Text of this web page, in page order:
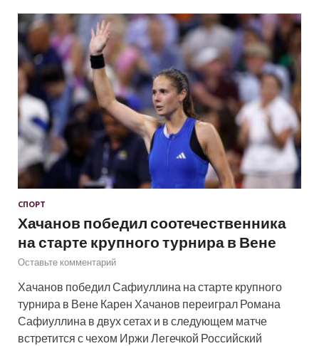
СПОРТ
Хачанов победил соотечественника
на старте крупного турнира в Вене
Оставьте комментарий
Хачанов победил Сафиуллина на старте крупного
турнира в Вене Карен Хачанов переиграл Романа
Сафиуллина в двух сетах и в следующем матче
встретится с чехом Иржи Легечкой Российский